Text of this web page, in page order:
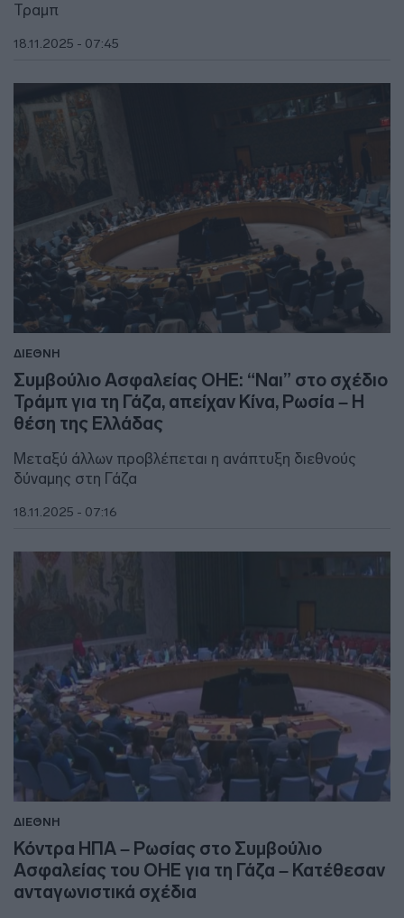
Τραμπ
18.11.2025 - 07:45
ΔΙΕΘΝΗ
Συμβούλιο Ασφαλείας ΟΗΕ: “Ναι” στο σχέδιο
Τράμπ για τη Γάζα, απείχαν Κίνα, Ρωσία – Η
θέση της Ελλάδας
Μεταξύ άλλων προβλέπεται η ανάπτυξη διεθνούς
δύναμης στη Γάζα
18.11.2025 - 07:16
ΔΙΕΘΝΗ
Κόντρα ΗΠΑ – Ρωσίας στο Συμβούλιο
Ασφαλείας του ΟΗΕ για τη Γάζα – Κατέθεσαν
ανταγωνιστικά σχέδια